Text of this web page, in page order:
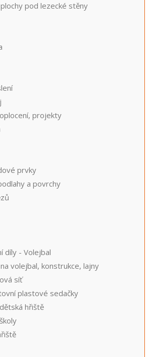
pod lezecké stěny
projekty
prvky
a povrchy
díly - Volejbal
volejbal, konstrukce, lajny
síť
plastové sedačky
hřiště